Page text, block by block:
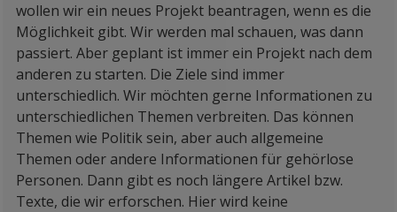
wollen wir ein neues Projekt beantragen, wenn es die
Möglichkeit gibt. Wir werden mal schauen, was dann
passiert. Aber geplant ist immer ein Projekt nach dem
anderen zu starten. Die Ziele sind immer
unterschiedlich. Wir möchten gerne Informationen zu
unterschiedlichen Themen verbreiten. Das können
Themen wie Politik sein, aber auch allgemeine
Themen oder andere Informationen für gehörlose
Personen. Dann gibt es noch längere Artikel bzw.
Texte, die wir erforschen. Hier wird keine